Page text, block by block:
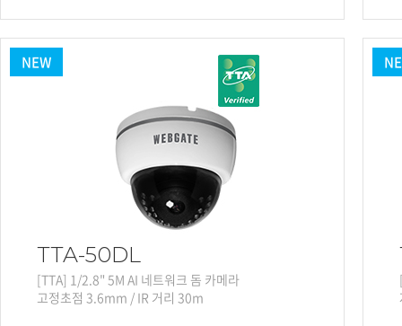
NEW
TTA-50DL
[TTA] 1/2.8" 5M AI 네트워크 돔 카메라
고정초점 3.6mm / IR 거리 30m